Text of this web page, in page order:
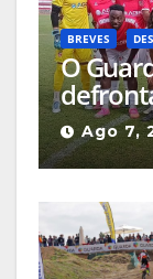
BREVES
O
para a
Interior
Ago 7,